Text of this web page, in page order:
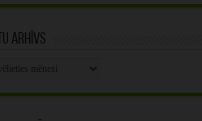
arhīvs